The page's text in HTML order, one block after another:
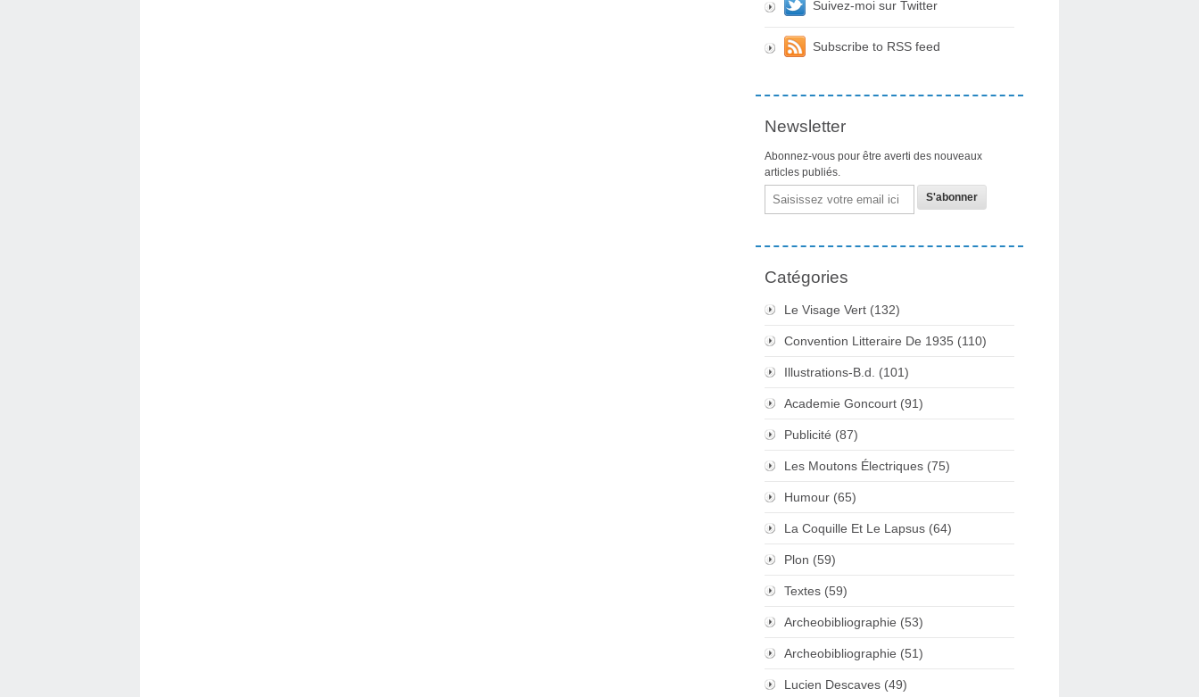
Suivez-moi sur Twitter
Subscribe to RSS feed
Newsletter
Abonnez-vous pour être averti des nouveaux
articles publiés.
Email
Catégories
Le Visage Vert (132)
Convention Litteraire De 1935 (110)
Illustrations-B.d. (101)
Academie Goncourt (91)
Publicité (87)
Les Moutons Électriques (75)
Humour (65)
La Coquille Et Le Lapsus (64)
Plon (59)
Textes (59)
Archeobibliographie (53)
Archeobibliographie (51)
Lucien Descaves (49)